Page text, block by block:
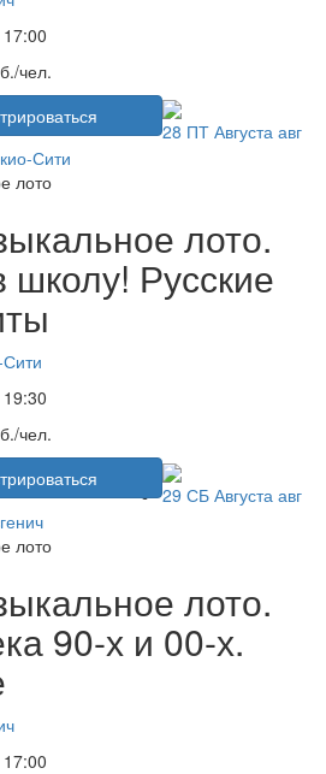
17:00
чел.
28 ПТ Августа авг
лото
лото.
школу! Русские
19:30
чел.
29 СБ Августа авг
лото
лото.
90-х и 00-х.
17:00